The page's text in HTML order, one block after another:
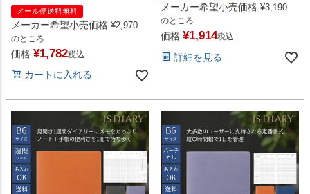
メール便送料無料
メーカー希望小売価格 ¥2,970
のところ
価格 ¥1,782税込
カートに入れる
メーカー希望小売価格 ¥3,190
のところ
価格 ¥1,914税込
詳細を見る